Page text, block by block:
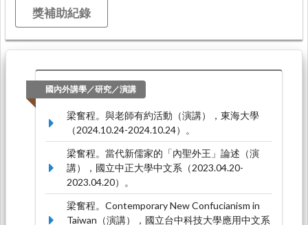
獎補助紀錄
國內外講學／研究／演講
梁奮程。與老師有約活動（演講），東海大學
（2024.10.24-2024.10.24）。
梁奮程。當代新儒家的「內聖外王」論述（演
講），國立中正大學中文系（2023.04.20-
2023.04.20）。
梁奮程。Contemporary New Confucianism in
Taiwan（演講），國立台中科技大學應用中文系